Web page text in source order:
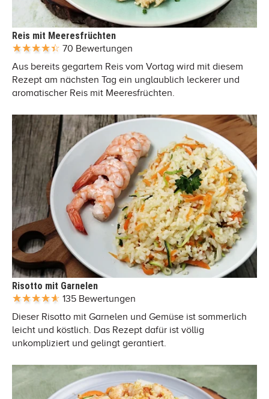
Reis mit Meeresfrüchten
70 Bewertungen
Aus bereits gegartem Reis vom Vortag wird mit diesem
Rezept am nächsten Tag ein unglaublich leckerer und
aromatischer Reis mit Meeresfrüchten.
Risotto mit Garnelen
135 Bewertungen
Dieser Risotto mit Garnelen und Gemüse ist sommerlich
leicht und köstlich. Das Rezept dafür ist völlig
unkompliziert und gelingt gerantiert.